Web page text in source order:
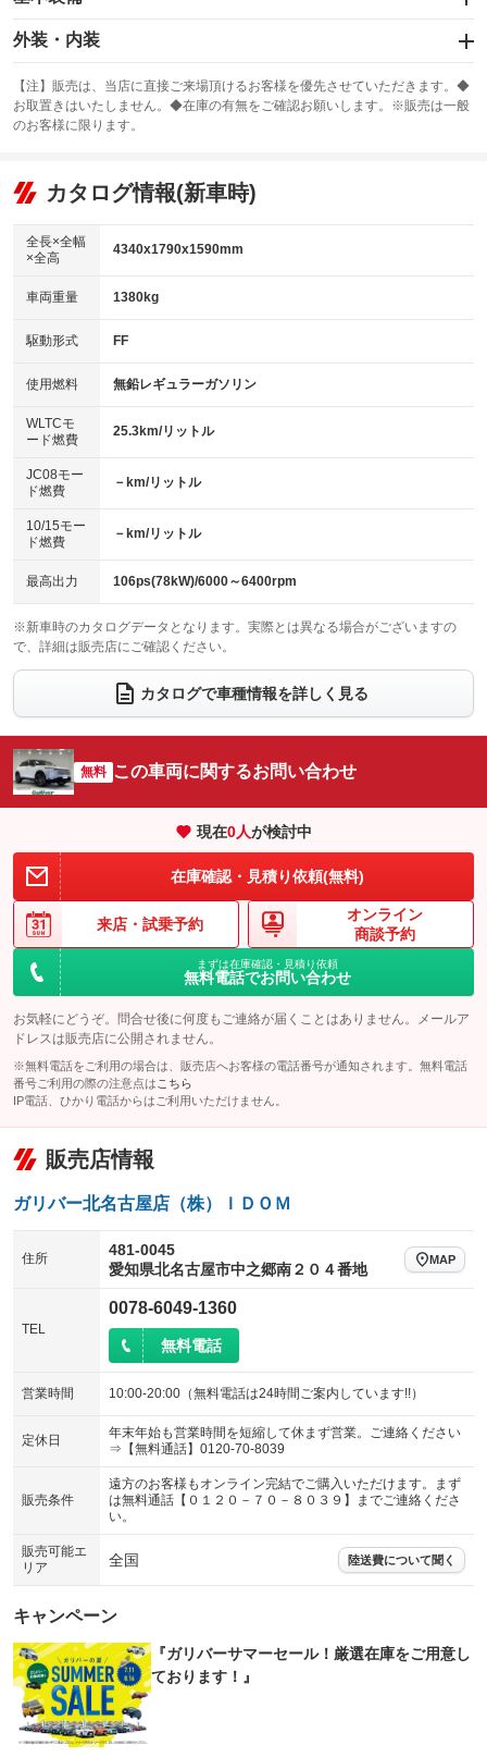
エアバッグ：運転席/助手席/サイド
：装備あり
：装備なし
サンルーフ
：装備あり ABS
リフトアップ
：装備なし
：装備なし
パワーウィンドウ
アイドリングストップ
：装備あり
USB入力端子
：装備あり
100V電源
：装備なし
センターデフロック
：装備なし
電動格納ミラー
：装備あり
外装・内装
カーナビ：メモリーナビ他
：装備あり
TV：フルセグ
：装備あり
ビジュアル
：装備なし
：装備あり
革シート
キーレス
HID(キセノンライト)
：装備なし
バックカメラ
：装備あり
エアロ
：装備なし
：装備なし
パワーシート
ベンチシート
：装備なし
チップアップシート
：装備なし ：装備なし
：装備なし ：装備あり
ウォークスルー
：装備なし
電動リアゲート フロントカメラ
：装備あり
：装備なし ：装備あり
サイドカメラ
：装備あり ルーフレール
：装備なし
：装備なし
：装備なし
【注】販売は、当店に直接ご来場頂けるお客様を優先させていただきます。◆
お取置きはいたしません。◆在庫の有無をご確認お願いします。※販売は一般
のお客様に限ります。
カタログ情報(新車時)
全長×全幅
×全高
4340x1790x1590mm
車両重量 1380kg
駆動形式 FF
使用燃料 無鉛レギュラーガソリン
WLTCモ
ード燃費
25.3km/リットル
JC08モー
ド燃費
－km/リットル
10/15モー
ド燃費
－km/リットル
最高出力 106ps(78kW)/6000～6400rpm
※新車時のカタログデータとなります。実際とは異なる場合がございますの
で、詳細は販売店にご確認ください。
カタログで車種情報を詳しく見る
無料 この車両に関するお問い合わせ
現在0人が検討中
在庫確認・見積り依頼(無料)
来店・ 試乗予約
オンライン
商談予約
まずは在庫確認・見積り依頼
無料電話でお問い合わせ
お気軽にどうぞ。問合せ後に何度もご連絡が届くことはありません。メールア
ドレスは販売店に公開されません。
※無料電話をご利用の場合は、販売店へお客様の電話番号が通知されます。無料電話
番号ご利用の際の注意点は こちら
IP電話、ひかり電話からはご利用いただけません。
販売店情報
ガリバー北名古屋店（株）ＩＤＯＭ
住所
481-0045
愛知県北名古屋市中之郷南２０４番地
MAP
TEL
0078-6049-1360
無料電話
営業時間 10:00-20:00（無料電話は24時間ご案内しています!!）
定休日
年末年始も営業時間を短縮して休まず営業。ご連絡ください
⇒【無料通話】0120-70-8039
販売条件
遠方のお客様もオンライン完結でご購入いただけます。まず
は無料通話【０１２０－７０－８０３９】までご連絡くださ
い。
販売可能エ
リア
全国 陸送費について聞く
キャンペーン
『ガリバーサマーセール！厳選在庫をご用意し
ております！』